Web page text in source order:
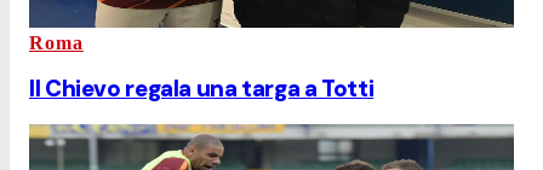
Roma
Il Chievo regala una targa a Totti